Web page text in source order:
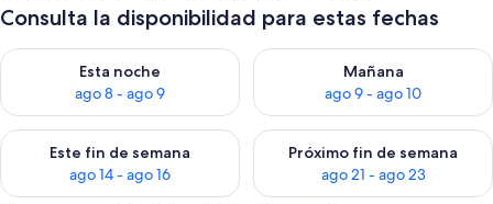
Consulta la disponibilidad para estas fechas
Esta noche
ago 8 - ago 9
Consulta la disponibilidad para esta noche, ago 8 - ago 9
Mañana
ago 9 - ago 10
Consulta la disponibilidad
Este fin de semana
ago 14 - ago 16
Consulta la disponibilidad para este fin de semana, ago 14 -
Próximo fin de semana
ago 21 - ago 23
Consulta la disponibilidad